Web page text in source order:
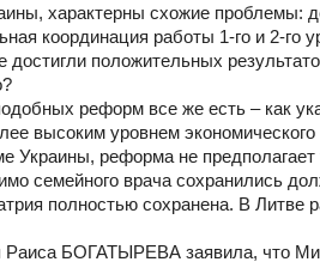
характерны схожие проблемы:
координация работы 1-го и 2-
достигли положительных
реформ все же есть – как
высоким уровнем
Украины, реформа не
семейного врача сохранились
полностью сохранена. В Литве
Раиса БОГАТЫРЕВА заявила, что